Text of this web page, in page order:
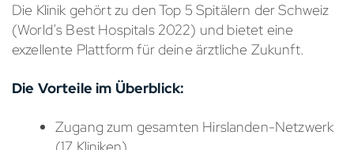
Die Klinik gehört zu den Top 5 Spitälern der Schweiz
(World’s Best Hospitals 2022) und bietet eine
exzellente Plattform für deine ärztliche Zukunft.
Die Vorteile im Überblick:
Zugang zum gesamten Hirslanden-Netzwerk